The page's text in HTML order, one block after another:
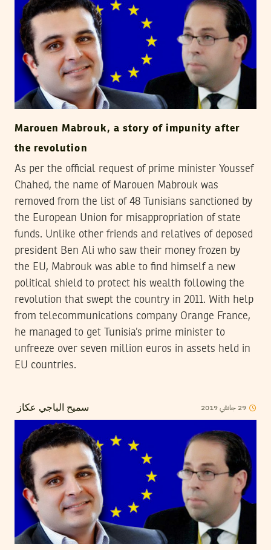
Marouen Mabrouk, a story of impunity after
the revolution
As per the official request of prime minister Youssef
Chahed, the name of Marouen Mabrouk was
removed from the list of 48 Tunisians sanctioned by
the European Union for misappropriation of state
funds. Unlike other friends and relatives of deposed
president Ben Ali who saw their money frozen by
the EU, Mabrouk was able to find himself a new
political shield to protect his wealth following the
revolution that swept the country in 2011. With help
from telecommunications company Orange France,
he managed to get Tunisia’s prime minister to
unfreeze over seven million euros in assets held in
EU countries.
سميح الباجي عكاز 29 جانفي2019